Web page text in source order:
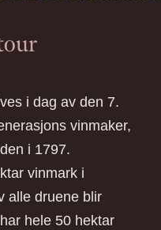
i dag av den 7.
vinmaker,
i 1797.
vinmark i
alle druene blir
hele 50 hektar